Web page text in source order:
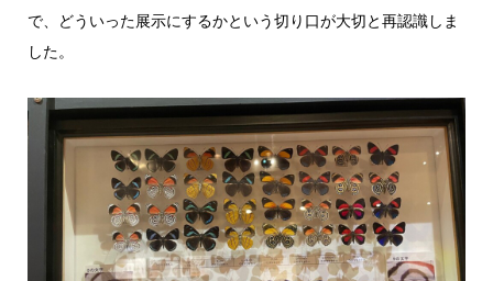
で、どういった展示にするかという切り口が大切と再認識しま
した。